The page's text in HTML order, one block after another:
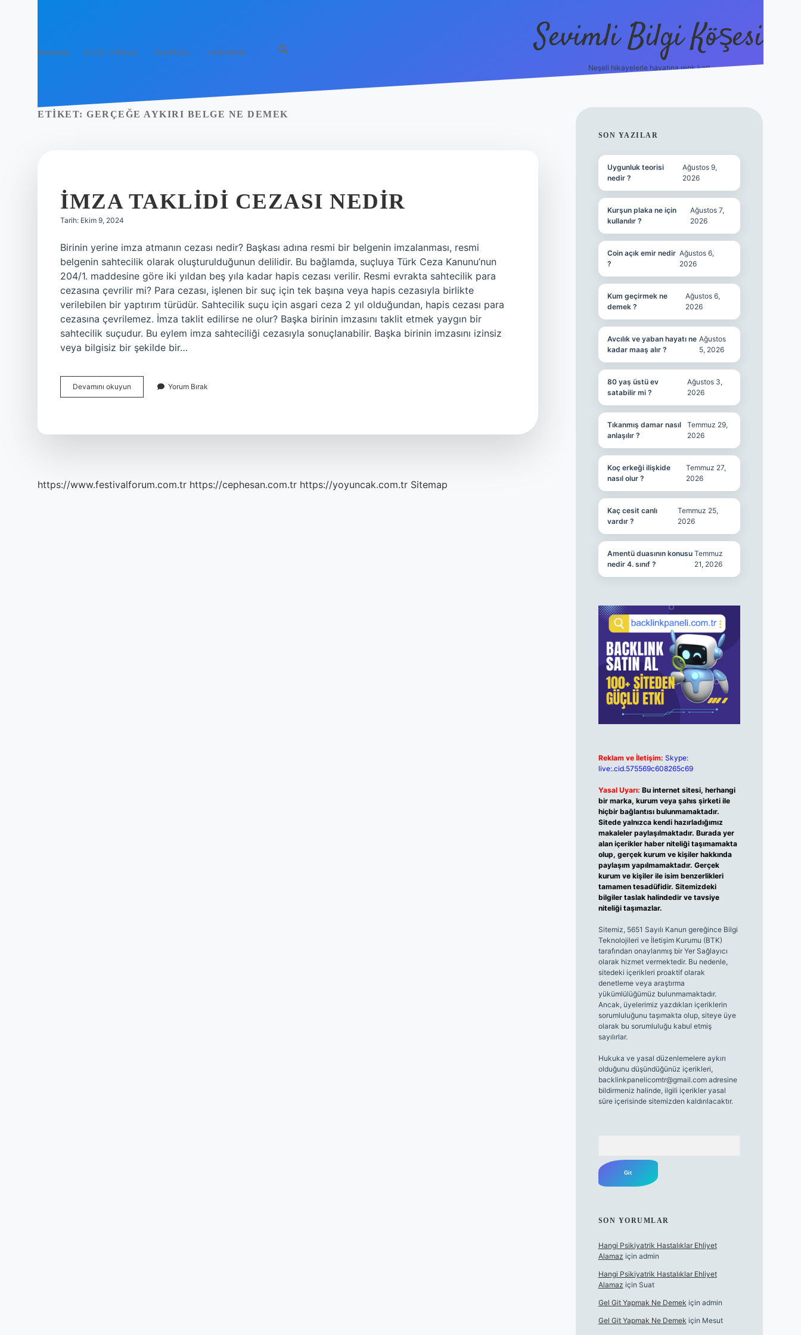
Anasayfa Gizlilik Politikası Yasal Uyarı Hakkımızda Sevimli Bilgi Köşesi
Neşeli hikayelerle hayatına renk kat!
ETIKET: GERÇEĞE AYKIRI BELGE NE DEMEK
İMZA TAKLIDI CEZASI NEDIR
Tarih: Ekim 9, 2024
Birinin yerine imza atmanın cezası nedir? Başkası adına resmi bir belgenin imzalanması, resmi
belgenin sahtecilik olarak oluşturulduğunun delilidir. Bu bağlamda, suçluya Türk Ceza Kanunu’nun
204/1. maddesine göre iki yıldan beş yıla kadar hapis cezası verilir. Resmi evrakta sahtecilik para
cezasına çevrilir mi? Para cezası, işlenen bir suç için tek başına veya hapis cezasıyla birlikte
verilebilen bir yaptırım türüdür. Sahtecilik suçu için asgari ceza 2 yıl olduğundan, hapis cezası para
cezasına çevrilemez. İmza taklit edilirse ne olur? Başka birinin imzasını taklit etmek yaygın bir
sahtecilik suçudur. Bu eylem imza sahteciliği cezasıyla sonuçlanabilir. Başka birinin imzasını izinsiz
veya bilgisiz bir şekilde bir…
Devamını okuyun
Taklidi
Yorum Bırak
https://www.festivalforum.com.tr https://cephesan.com.tr https://yoyuncak.com.tr Sitemap
SIDEBAR
SON YAZILAR
Uygunluk teorisi
nedir ?
Ağustos 9,
2026
Kurşun plaka ne için
kullanılır ?
Ağustos 7,
2026
Coin açık emir nedir
?
Ağustos 6,
2026
Kum geçirmek ne
demek ?
Ağustos 6,
2026
Avcılık ve yaban hayatı ne
kadar maaş alır ?
Ağustos
5, 2026
80 yaş üstü ev
satabilir mi ?
Ağustos 3,
2026
Tıkanmış damar nasıl
anlaşılır ?
Temmuz 29,
2026
Koç erkeği ilişkide
nasıl olur ?
Temmuz 27,
2026
Kaç cesit canlı
vardır ?
Temmuz 25,
2026
Amentü duasının konusu
nedir 4. sınıf ?
Temmuz
21, 2026
Reklam ve İletişim: Skype:
live:.cid.575569c608265c69
Yasal Uyarı: Bu internet sitesi, herhangi
bir marka, kurum veya şahıs şirketi ile
hiçbir bağlantısı bulunmamaktadır.
Sitede yalnızca kendi hazırladığımız
makaleler paylaşılmaktadır. Burada yer
alan içerikler haber niteliği taşımamakta
olup, gerçek kurum ve kişiler hakkında
paylaşım yapılmamaktadır. Gerçek
kurum ve kişiler ile isim benzerlikleri
tamamen tesadüfidir. Sitemizdeki
bilgiler taslak halindedir ve tavsiye
niteliği taşımazlar.
Sitemiz, 5651 Sayılı Kanun gereğince Bilgi
Teknolojileri ve İletişim Kurumu (BTK)
tarafından onaylanmış bir Yer Sağlayıcı
olarak hizmet vermektedir. Bu nedenle,
sitedeki içerikleri proaktif olarak
denetleme veya araştırma
yükümlülüğümüz bulunmamaktadır.
Ancak, üyelerimiz yazdıkları içeriklerin
sorumluluğunu taşımakta olup, siteye üye
olarak bu sorumluluğu kabul etmiş
sayılırlar.
Hukuka ve yasal düzenlemelere aykırı
olduğunu düşündüğünüz içerikleri,
backlinkpanelicomtr@gmail.comadresine
bildirmeniz halinde, ilgili içerikler yasal
süre içerisinde sitemizden kaldırılacaktır.
SON YORUMLAR
Hangi Psikiyatrik Hastalıklar Ehliyet
Alamaz için admin
Hangi Psikiyatrik Hastalıklar Ehliyet
Alamaz için Suat
Gel Git Yapmak Ne Demek için admin
Gel Git Yapmak Ne Demek için Mesut
hiltonbet güncel giriş